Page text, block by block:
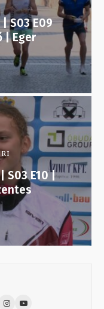
S03 E09
| Eger
S03 E10 |